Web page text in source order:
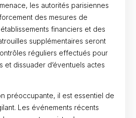
les autorités parisiennes
des mesures de
financiers et des
supplémentaires seront
réguliers effectués pour
et dissuader d’éventuels actes
préoccupante, il est essentiel de
Les événements récents